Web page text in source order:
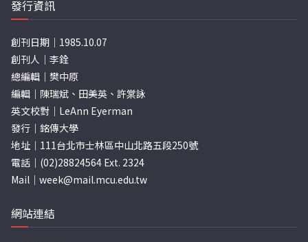
發行資訊
創刊日期｜1985.10.07
創刊人｜李銓
總編輯｜樊中原
編輯｜陳瑞斌、田美英、許棠詠
英文校對｜LeAnn Eyerman
發行｜銘傳大學
地址｜111台北市士林區中山北路五段250號
電話｜(02)28824564 Ext. 2324
Mail｜ week@mail.mcu.edu.tw
網站連結